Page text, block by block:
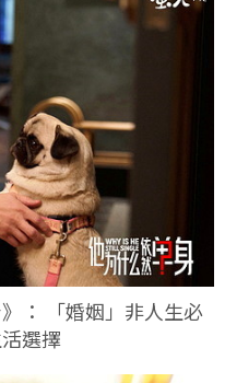
： 「婚姻」非人生必
選擇